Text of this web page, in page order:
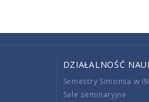
DZIAŁALNOŚĆ
Semestry Simonsa w
Sale seminaryjne